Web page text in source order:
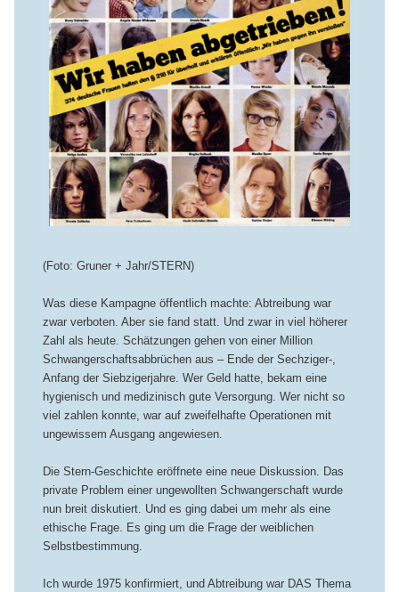
(Foto: Gruner + Jahr/STERN)
Was diese Kampagne öffentlich machte: Abtreibung war
zwar verboten. Aber sie fand statt. Und zwar in viel höherer
Zahl als heute. Schätzungen gehen von einer Million
Schwangerschaftsabbrüchen aus – Ende der Sechziger-,
Anfang der Siebzigerjahre. Wer Geld hatte, bekam eine
hygienisch und medizinisch gute Versorgung. Wer nicht so
viel zahlen konnte, war auf zweifelhafte Operationen mit
ungewissem Ausgang angewiesen.
Die Stern-Geschichte eröffnete eine neue Diskussion. Das
private Problem einer ungewollten Schwangerschaft wurde
nun breit diskutiert. Und es ging dabei um mehr als eine
ethische Frage. Es ging um die Frage der weiblichen
Selbstbestimmung.
Ich wurde 1975 konfirmiert, und Abtreibung war DAS Thema